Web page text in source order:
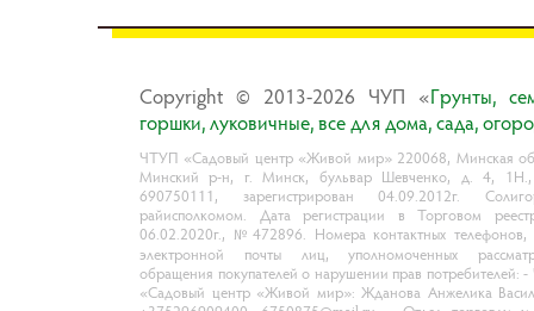
Copyright © 2013-2026 ЧУП «Гpyнты,
гopшки, лyкoвичныe, вce для дoмa, caдa,
ЧТУП «Садовый центр «Живой мир» 220068, Минская
Минский р-н, г. Минск, бульвар Шевченко, д. 4,
690750111, зарегистрирован 04.09.2012г.
райисполкомом. Дата регистрации в Торговом
06.02.2020г., №472896. Номера контактных телефонов,
электронной почты лиц, уполномоченных
обращения покупателей о нарушении прав потребителей:
«Садовый центр «Живой мир»: Жданова Анжелика